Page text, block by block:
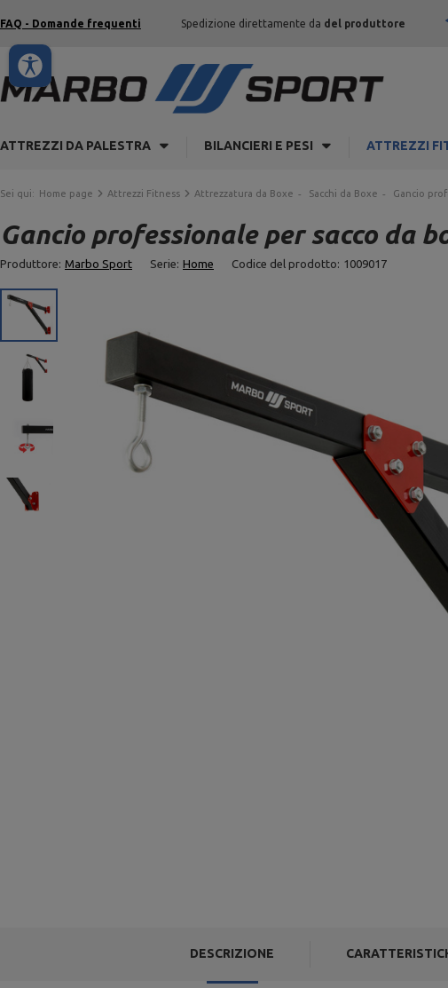
FAQ - Domande frequenti Spedizione direttamente da del produttore
ATTREZZI DA PALESTRA BILANCIERI E PESI ATTREZZI
Sei qui: Home page Attrezzi Fitness Attrezzatura da Boxe Sacchi da Boxe Gancio
Gancio professionale per sacco da
Produttore: Marbo Sport Serie: Home Codice del prodotto: 1009017
DESCRIZIONE